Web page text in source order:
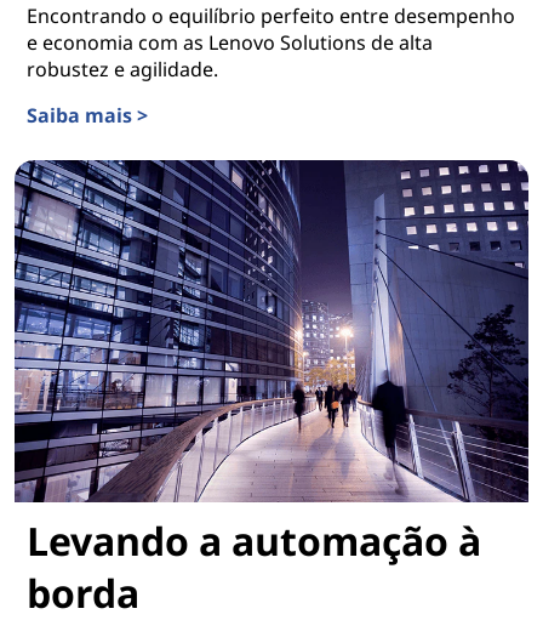
Encontrando o equilíbrio perfeito entre desempenho
e economia com as Lenovo Solutions de alta
robustez e agilidade.
Saiba mais >
Levando a automação à
borda